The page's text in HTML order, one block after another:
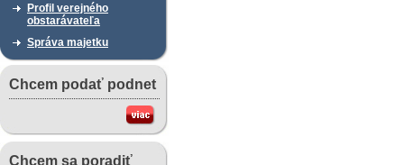
Profil verejného
obstarávateľa
Správa majetku
Chcem podať podnet
Chcem sa poradiť